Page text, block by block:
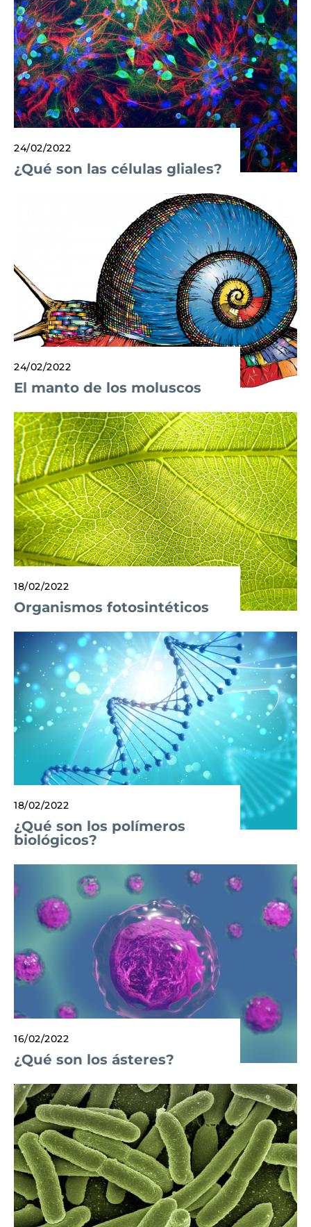
24/02/2022
¿Qué son las células gliales?
24/02/2022
El manto de los moluscos
18/02/2022
Organismos fotosintéticos
18/02/2022
¿Qué son los polímeros
biológicos?
16/02/2022
¿Qué son los ásteres?